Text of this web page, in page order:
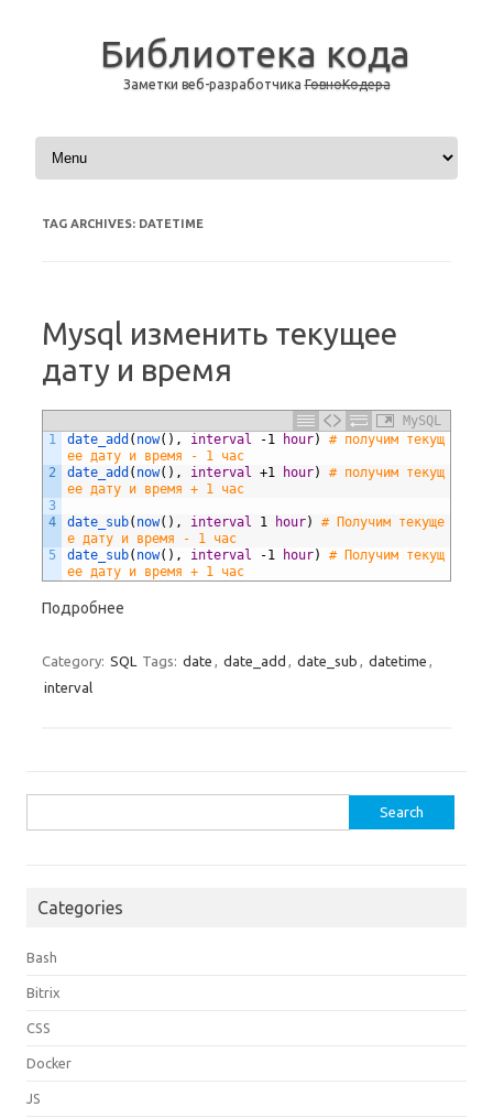
Библиотека кода
Заметки веб-разработчикаГовноКодера
Skip to content
TAG ARCHIVES: DATETIME
Mysql изменить текущее
дату и время
MySQL
1
2
3
4
5
date_add ( now(), interval -1 hour)
# получим текущ
ее дату и время - 1 час
date_add ( now(), interval +1 hour)
# получим текущ
ее дату и время + 1 час
date_sub( now(), interval 1 hour)
# Получим текуще
е дату и время - 1 час
date_sub( now(), interval -1 hour)
# Получим текущ
ее дату и время + 1 час
Подробнее
Category: SQL Tags: date , date_add , date_sub , datetime ,
interval
for:
Categories
Bash
Bitrix
CSS
Docker
JS